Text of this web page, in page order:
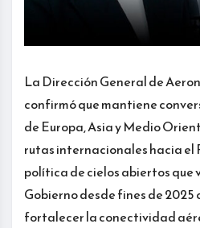
La Dirección General de
confirmó que mantiene
de Europa, Asia y Medio
rutas internacionales hacia el
política de cielos abiertos que
Gobierno desde fines de 2025
fortalecer la conectividad